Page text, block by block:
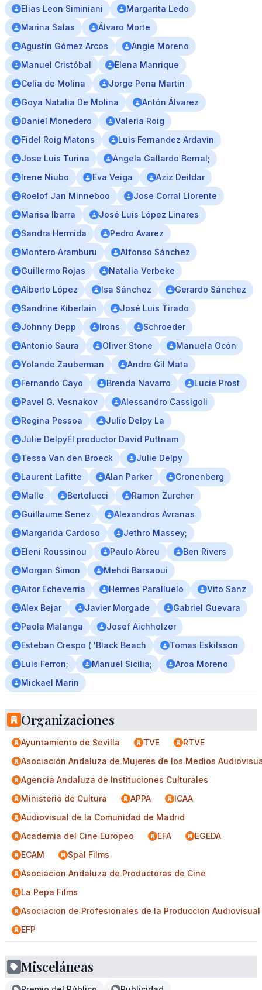
Elias Leon Siminiani
Margarita Ledo
Marina Salas
Álvaro Morte
Agustín Gómez Arcos
Angie Moreno
Manuel Cristóbal
Elena Manrique
Celia de Molina
Jorge Pena Martin
Goya Natalia De Molina
Antón Álvarez
Daniel Monedero
Valeria Roig
Fidel Roig Matons
Luis Fernandez Ardavin
Jose Luis Turina
Angela Gallardo Bernal;
Irene Niubo
Eva Veiga
Aziz Deildar
Roelof Jan Minneboo
Jose Corral Llorente
Marisa Ibarra
José Luis López Linares
Sandra Hermida
Pedro Avarez
Montero Aramburu
Alfonso Sánchez
Guillermo Rojas
Natalia Verbeke
Alberto López
Isa Sánchez
Gerardo Sánchez
Sandrine Kiberlain
José Luis Tirado
Johnny Depp
Irons
Schroeder
Antonio Saura
Oliver Stone
Manuela Ocón
Yolande Zauberman
Andre Gil Mata
Fernando Cayo
Brenda Navarro
Lucie Prost
Pavel G. Vesnakov
Alessandro Cassigoli
Regina Pessoa
Julie Delpy La
Julie DelpyEl productor David Puttnam
Tessa Van den Broeck
Julie Delpy
Laurent Lafitte
Alan Parker
Cronenberg
Malle
Bertolucci
Ramon Zurcher
Guillaume Senez
Alexandros Avranas
Margarida Cardoso
Jethro Massey;
Eleni Roussinou
Paulo Abreu
Ben Rivers
Morgan Simon
Mehdi Barsaoui
Aitor Echeverria
Hermes Paralluelo
Vito Sanz
Alex Bejar
Javier Morgade
Gabriel Guevara
Paola Malanga
Josef Aichholzer
Esteban Crespo ( 'Black Beach
Tomas Eskilsson
Luis Ferron;
Manuel Sicilia;
Aroa Moreno
Mickael Marin
Organizaciones
Ayuntamiento de Sevilla TVE
RTVE
Asociación Andaluza de Mujeres de los Medios
Agencia Andaluza de Instituciones Culturales
Ministerio de Cultura
APPA
ICAA
Audiovisual de la Comunidad de Madrid
Academia del Cine Europeo
EFA
EGEDA
ECAM
Spal Films
Asociacion Andaluza de Productoras de Cine
La Pepa Films
Asociacion de Profesionales de la Produccion Audiovisual
EFP
Misceláneas